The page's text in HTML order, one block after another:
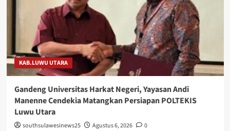
KAB.LUWU UTARA
Gandeng Universitas Harkat Negeri, Yayasan Andi
Manenne Cendekia Matangkan Persiapan POLTEKIS
Luwu Utara
southsulawesinews25 Agustus 6, 2026 0